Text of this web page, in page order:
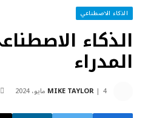
الذكاء الاصطناعي
الذكاء
المدراء
MIKE TAYLOR 4 مايو، 2024